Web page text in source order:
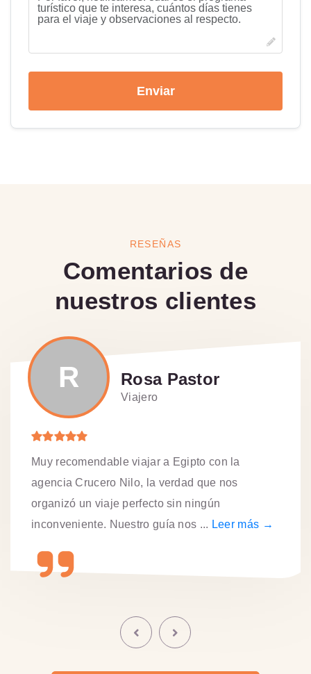
Enviar
RESEÑAS
Comentarios de
nuestros clientes
R Rosa Pastor
Viajero
Muy recomendable viajar a Egipto con la
agencia Crucero Nilo, la verdad que nos
organizó un viaje perfecto sin ningún
inconveniente. Nuestro guía nos ... Leer más →